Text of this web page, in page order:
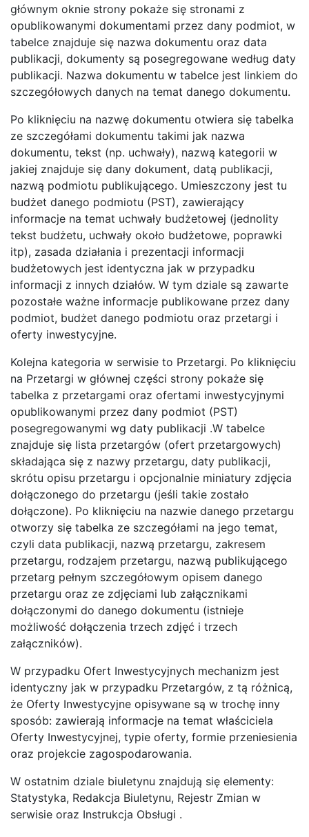
głównym oknie strony pokaże się stronami z
opublikowanymi dokumentami przez dany podmiot, w
tabelce znajduje się nazwa dokumentu oraz data
publikacji, dokumenty są posegregowane według daty
publikacji. Nazwa dokumentu w tabelce jest linkiem do
szczegółowych danych na temat danego dokumentu.
Po kliknięciu na nazwę dokumentu otwiera się tabelka
ze szczegółami dokumentu takimi jak nazwa
dokumentu, tekst (np. uchwały), nazwą kategorii w
jakiej znajduje się dany dokument, datą publikacji,
nazwą podmiotu publikującego. Umieszczony jest tu
budżet danego podmiotu (PST), zawierający
informacje na temat uchwały budżetowej (jednolity
tekst budżetu, uchwały około budżetowe, poprawki
itp), zasada działania i prezentacji informacji
budżetowych jest identyczna jak w przypadku
informacji z innych działów. W tym dziale są zawarte
pozostałe ważne informacje publikowane przez dany
podmiot, budżet danego podmiotu oraz przetargi i
oferty inwestycyjne.
Kolejna kategoria w serwisie to Przetargi. Po kliknięciu
na Przetargi w głównej części strony pokaże się
tabelka z przetargami oraz ofertami inwestycyjnymi
opublikowanymi przez dany podmiot (PST)
posegregowanymi wg daty publikacji .W tabelce
znajduje się lista przetargów (ofert przetargowych)
składająca się z nazwy przetargu, daty publikacji,
skrótu opisu przetargu i opcjonalnie miniatury zdjęcia
dołączonego do przetargu (jeśli takie zostało
dołączone). Po kliknięciu na nazwie danego przetargu
otworzy się tabelka ze szczegółami na jego temat,
czyli data publikacji, nazwą przetargu, zakresem
przetargu, rodzajem przetargu, nazwą publikującego
przetarg pełnym szczegółowym opisem danego
przetargu oraz ze zdjęciami lub załącznikami
dołączonymi do danego dokumentu (istnieje
możliwość dołączenia trzech zdjęć i trzech
załączników).
W przypadku Ofert Inwestycyjnych mechanizm jest
identyczny jak w przypadku Przetargów, z tą różnicą,
że Oferty Inwestycyjne opisywane są w trochę inny
sposób: zawierają informacje na temat właściciela
Oferty Inwestycyjnej, typie oferty, formie przeniesienia
oraz projekcie zagospodarowania.
W ostatnim dziale biuletynu znajdują się elementy:
Statystyka, Redakcja Biuletynu, Rejestr Zmian w
serwisie oraz Instrukcja Obsługi .